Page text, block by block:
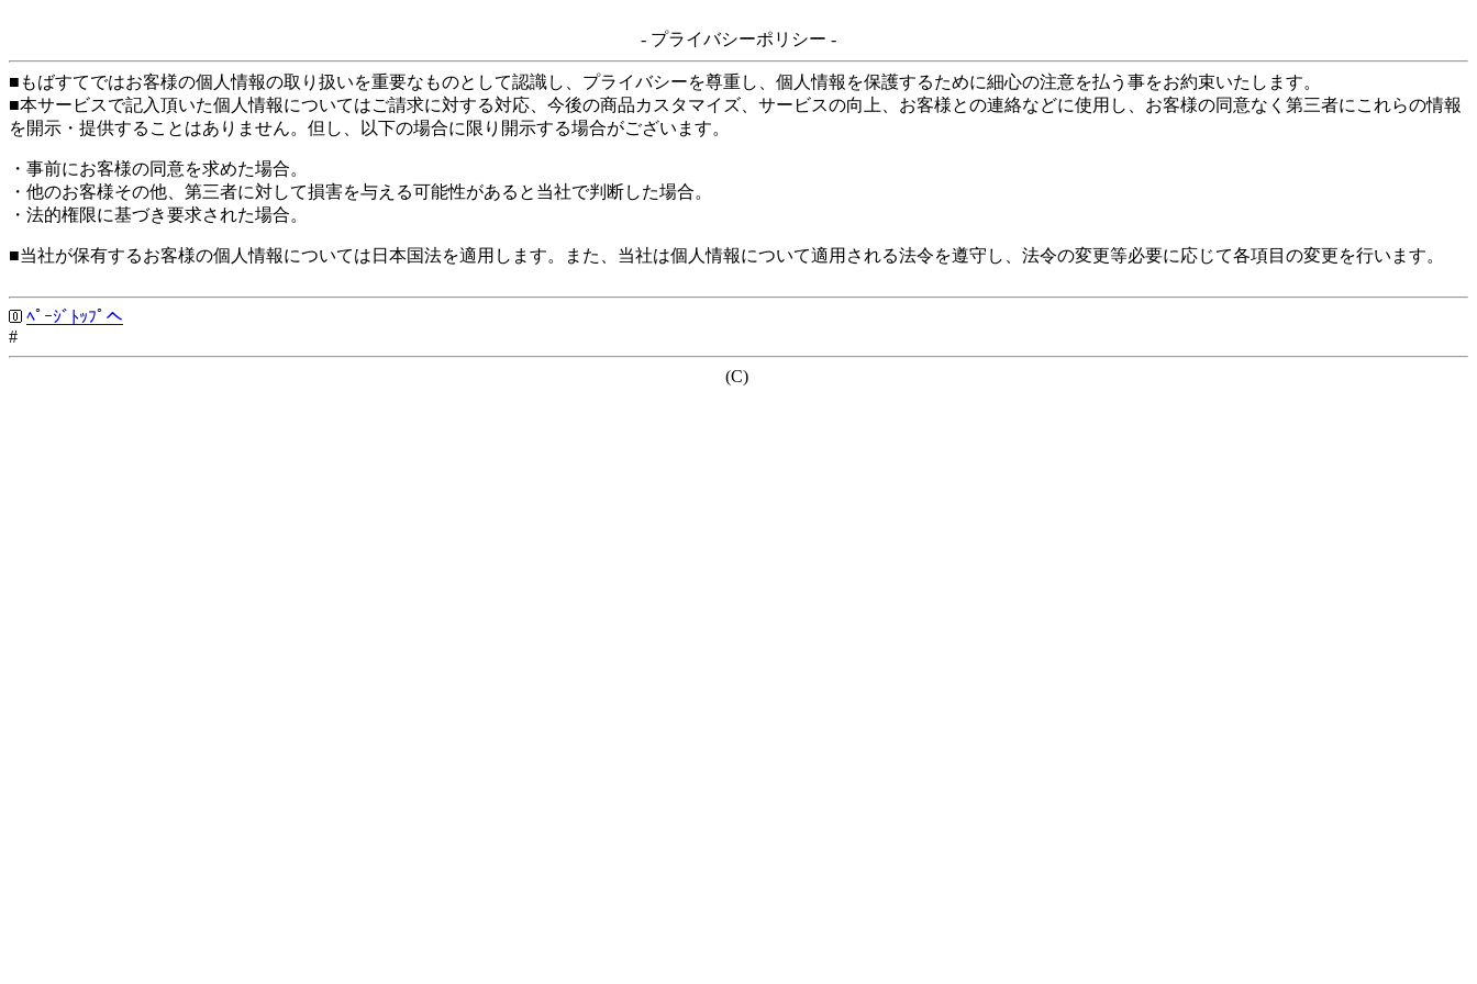
- プライバシーポリシー -
■もばすてではお客様の個人情報の取り扱いを重要なものとして認識し、プライバシーを尊重し、個人情報を保護するために細心の注意を払う事をお約束いたします。
■本サービスで記入頂いた個人情報についてはご請求に対する対応、今後の商品カスタマイズ、サービスの向上、お客様との連絡などに使用し、お客様の同意なく第三者にこれらの情報
を開示・提供することはありません。但し、以下の場合に限り開示する場合がございます。
・事前にお客様の同意を求めた場合。
・他のお客様その他、第三者に対して損害を与える可能性があると当社で判断した場合。
・法的権限に基づき要求された場合。
■当社が保有するお客様の個人情報については日本国法を適用します。また、当社は個人情報について適用される法令を遵守し、法令の変更等必要に応じて各項目の変更を行います。
ﾍﾟｰｼﾞﾄｯﾌﾟへ
#
(C)